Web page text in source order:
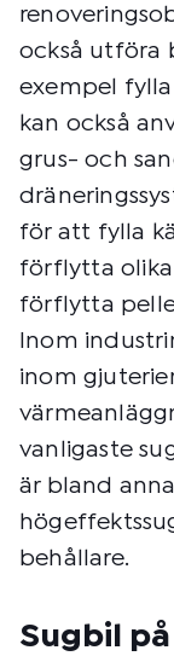
också utföra
exempel fylla
kan också
grus- och
för att fylla
förflytta olika
förflytta
Inom
inom
vanligaste
är bland
behållare.
Sugbil